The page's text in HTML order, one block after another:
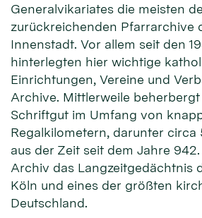
Generalvikariates die meisten
zurückreichenden Pfarrarchive
Innenstadt. Vor allem seit den
hinterlegten hier wichtige
Einrichtungen, Vereine und
Archive. Mittlerweile
Schriftgut im Umfang von
Regalkilometern, darunter circa
aus der Zeit seit dem Jahre
Archiv das Langzeitgedächtnis
Köln und eines der größten
Deutschland.